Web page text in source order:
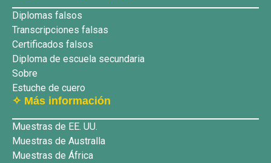
Diplomas falsos
Transcripciones falsas
Certificados falsos
Diploma de escuela secundaria
Sobre
Estuche de cuero
✧ Más información
Muestras de EE. UU.
Muestras de Australla
Muestras de África